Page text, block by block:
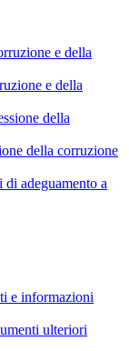
e della
e della
della
della corruzione
adeguamento a
e informazioni
ulteriori